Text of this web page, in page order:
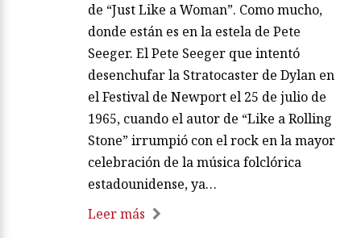
de “Just Like a Woman”. Como mucho,
donde están es en la estela de Pete
Seeger. El Pete Seeger que intentó
desenchufar la Stratocaster de Dylan en
el Festival de Newport el 25 de julio de
1965, cuando el autor de “Like a Rolling
Stone” irrumpió con el rock en la mayor
celebración de la música folclórica
estadounidense, ya…
Leer más